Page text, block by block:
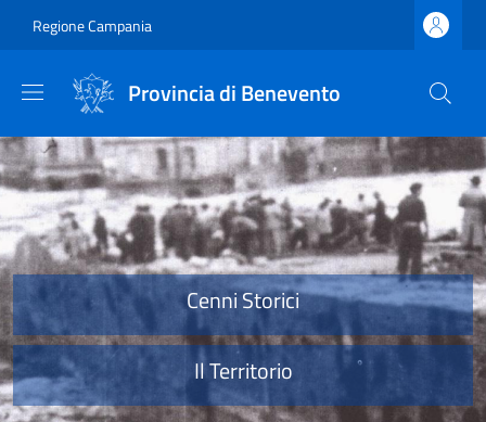
Regione Campania
Provincia di Benevento
Provincia di Benevento
Cenni Storici
Il Territorio